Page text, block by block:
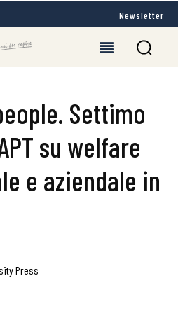
Newsletter
Settimo
su welfare
e aziendale in
Press